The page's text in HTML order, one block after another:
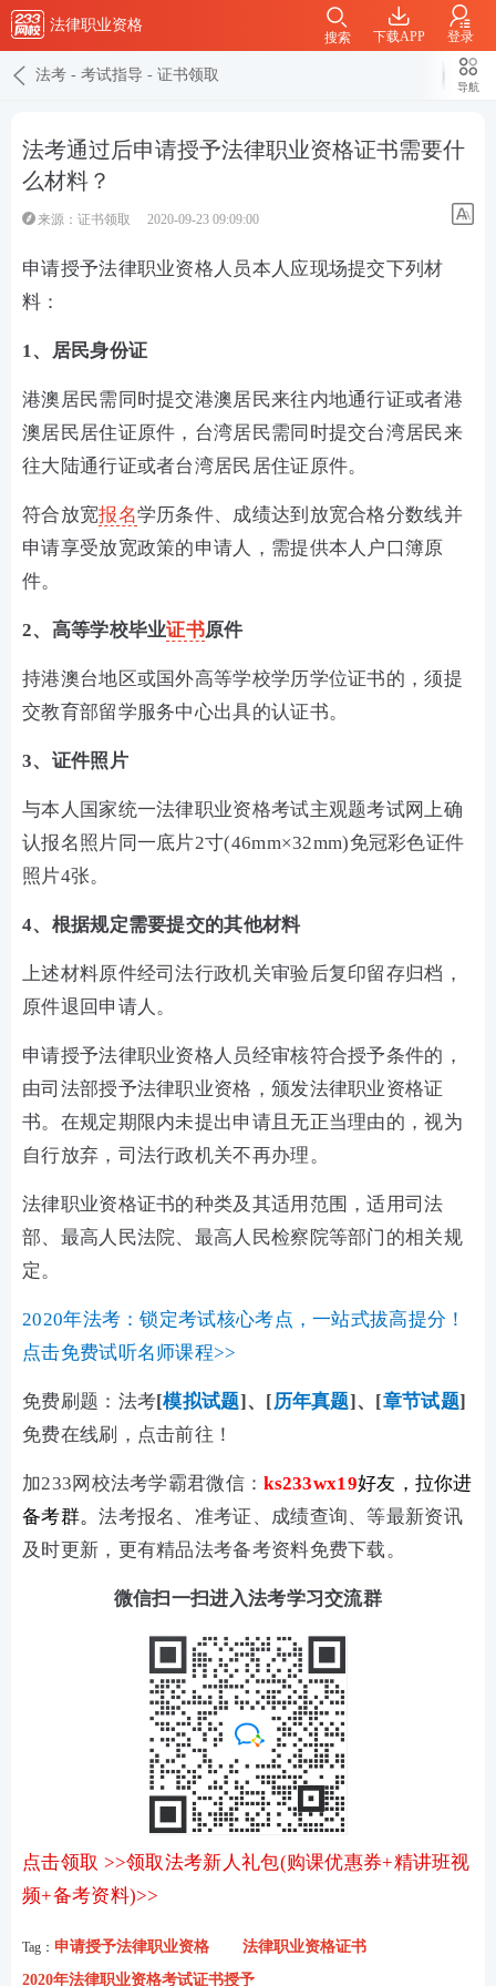
法律职业资格
下载APP 登录
搜索
法考 - 考试指导 - 证书领取
导航
法考通过后申请授予法律职业资格证书需要什
么材料？
来源： 证书领取 2020-09-23 09:09:00
申请授予法律职业资格人员本人应现场提交下列材
料：
1、居民身份证
港澳居民需同时提交港澳居民来往内地通行证或者港
澳居民居住证原件，台湾居民需同时提交台湾居民来
往大陆通行证或者台湾居民居住证原件。
符合放宽报名学历条件、成绩达到放宽合格分数线并
申请享受放宽政策的申请人，需提供本人户口簿原
件。
2、高等学校毕业证书原件
持港澳台地区或国外高等学校学历学位证书的，须提
交教育部留学服务中心出具的认证书。
3、证件照片
与本人国家统一法律职业资格考试主观题考试网上确
认报名照片同一底片2寸(46mm×32mm)免冠彩色证件
照片4张。
4、根据规定需要提交的其他材料
上述材料原件经司法行政机关审验后复印留存归档，
原件退回申请人。
申请授予法律职业资格人员经审核符合授予条件的，
由司法部授予法律职业资格，颁发法律职业资格证
书。在规定期限内未提出申请且无正当理由的，视为
自行放弃，司法行政机关不再办理。
法律职业资格证书的种类及其适用范围，适用司法
部、最高人民法院、最高人民检察院等部门的相关规
定。
2020年法考：锁定考试核心考点，一站式拔高提分！
点击免费试听名师课程>>
免费刷题：法考[模拟试题]、[历年真题]、[章节试题]
免费在线刷，点击前往！
加233网校法考学霸君微信：ks233wx19好友，拉你进
备考群。法考报名、准考证、成绩查询、等最新资讯
及时更新，更有精品法考备考资料免费下载。
微信扫一扫进入法考学习交流群
点击领取 >>领取法考新人礼包(购课优惠券+精讲班视
频+备考资料)>>
Tag： 申请授予法律职业资格
法律职业资格证书
2020年法律职业资格考试证书授予